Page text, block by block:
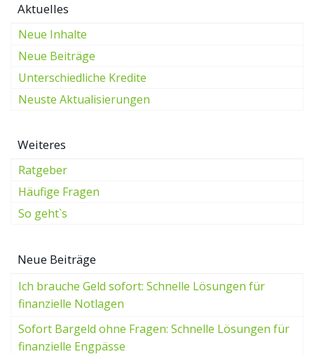
Aktuelles
Neue Inhalte
Neue Beiträge
Unterschiedliche Kredite
Neuste Aktualisierungen
Weiteres
Ratgeber
Häufige Fragen
So geht`s
Neue Beiträge
Ich brauche Geld sofort: Schnelle Lösungen für
finanzielle Notlagen
Sofort Bargeld ohne Fragen: Schnelle Lösungen für
finanzielle Engpässe